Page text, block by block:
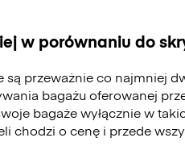
w porównaniu do
są przeważnie co najmniej
bagażu oferowanej
bagaże wyłącznie w
chodzi o cenę i przede